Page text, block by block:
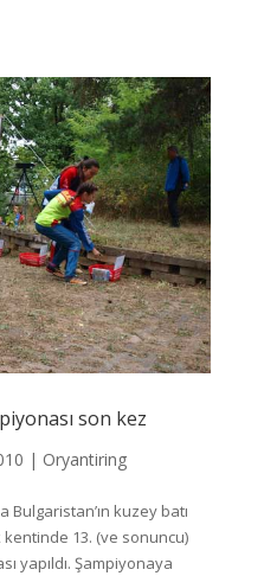
son kez
| Oryantiring
Bulgaristan’ın kuzey batı
13. (ve sonuncu)
yapıldı. Şampiyonaya